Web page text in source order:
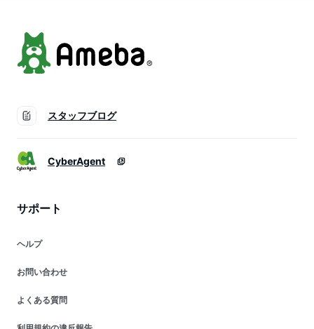
スタッフブログ
CyberAgent
サポート
ヘルプ
お問い合わせ
よくある質問